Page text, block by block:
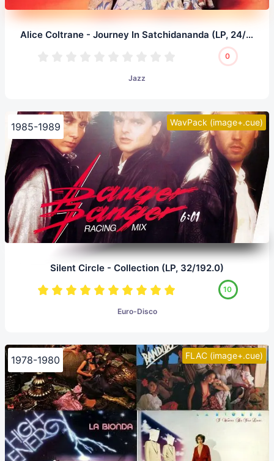
Alice Coltrane - Journey In Satchidananda (LP, 24/96.0)
0
Jazz
WavPack (image+.cue)
1985-1989
Silent Circle - Collection (LP, 32/192.0)
10
Euro-Disco
FLAC (image+.cue)
1978-1980